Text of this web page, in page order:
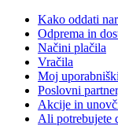
Kako oddati
Odprema in
Načini plačila
Vračila
Moj
Poslovni
Akcije in
Ali potrebujete